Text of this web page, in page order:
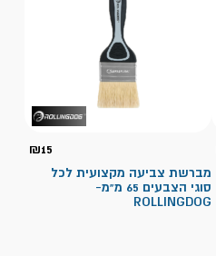
₪15
מברשת צביעה מקצועית לכל
סוגי הצבעים 65 מ"מ-
ROLLINGDOG